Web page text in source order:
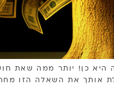
היא כן! יותר ממה שאת
אותך את השאלה הזו